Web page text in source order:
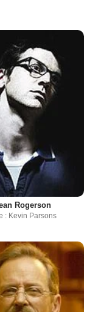
Rogerson
: Kevin Parsons